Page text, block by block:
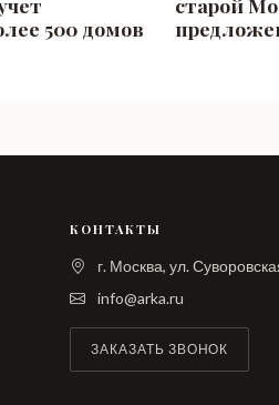
500 домов
старой
КОНТАКТЫ
г. Москва, ул.
info@arka.ru
ЗАКАЗАТЬ ЗВОНОК